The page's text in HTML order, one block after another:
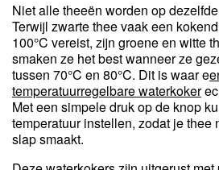
Niet alle theeën worden op
Terwijl zwarte thee vaak een
100°C vereist, zijn groene en witte
smaken ze het best wanneer ze
tussen 70°C en 80°C. Dit is waar e
temperatuurregelbare waterkoker
Met een simpele druk op de knop
temperatuur instellen, zodat je thee
slap smaakt.